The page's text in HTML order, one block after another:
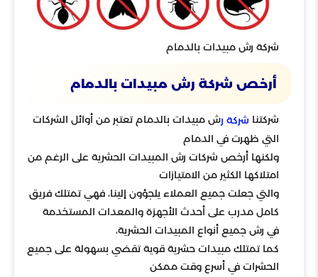
شركة رش مبيدات بالدمام
أرخص شركة رش مبيدات بالدمام
شركتنا شركة رش مبيدات بالدمام تعتبر من أوائل الشركات
التي ظهرت في الدمام
ولكنها أرخص شركات رش المبيدات الحشرية على الرغم من
امتلاكها الكثير من الامتيازات
والتي جعلت جميع العملاء يلجؤون إلينا، فهي تمتلك فريق
كامل مدرب على أحدث الأجهزة والمعدات المستخدمة
في رش جميع أنواع المبيدات الحشرية،
كما تمتلك مبيدات حشرية قوية تقضي بسهولة على جميع
الحشرات في أسرع وقت ممكن